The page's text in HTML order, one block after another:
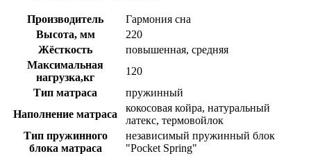
Производитель
Гармония сна
Высота, мм
220
Жёсткость
повышенная, средняя
Максимальная
нагрузка,кг
120
Тип матраса
пружинный
Наполнение матраса
кокосовая койра, натуральный
латекс, термовойлок
Тип пружинного
блока матраса
независимый пружинный блок
"Pocket Spring"